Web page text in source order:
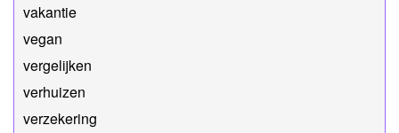
vakantie
vegan
vergelijken
verhuizen
verzekering